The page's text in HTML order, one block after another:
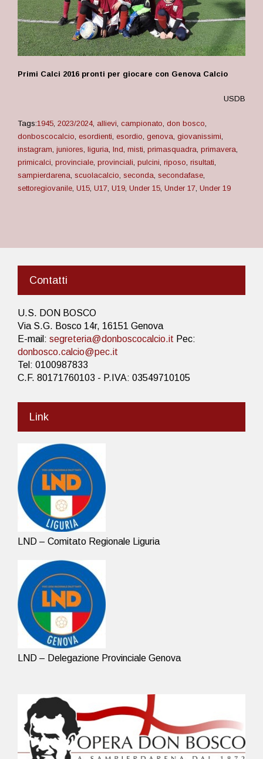
Primi Calci 2016 pronti per giocare con Genova Calcio
USDB
Tags:1945, 2023/2024, allievi, campionato, don bosco,
donboscocalcio, esordienti, esordio, genova, giovanissimi,
instagram, juniores, liguria, lnd, misti, primasquadra, primavera,
primicalci, provinciale, provinciali, pulcini, riposo, risultati,
sampierdarena, scuolacalcio, seconda, secondafase,
settoregiovanile, U15, U17, U19, Under 15, Under 17, Under 19
Contatti
U.S. DON BOSCO
Via S.G. Bosco 14r, 16151 Genova
E-mail: segreteria@donboscocalcio.it Pec:
donbosco.calcio@pec.it
Tel: 0100987833
C.F. 80171760103 - P.IVA: 03549710105
Link
LND – Comitato Regionale Liguria
LND – Delegazione Provinciale Genova